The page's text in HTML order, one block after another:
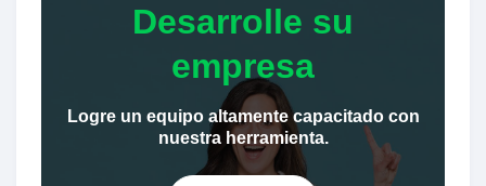
Desarrolle su
empresa
Logre un equipo altamente capacitado con
nuestra herramienta.